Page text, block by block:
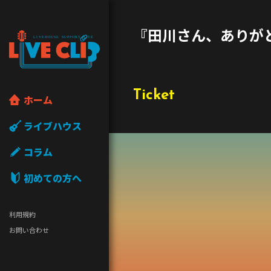
ホーム
ライブハウス
コラム
初めての方へ
利用規約
お問い合わせ
『田川さん、あり
Ticket